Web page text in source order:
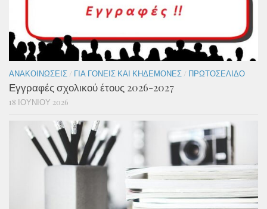
ΑΝΑΚΟΙΝΏΣΕΙΣ / ΓΙΑ ΓΟΝΕΊΣ ΚΑΙ ΚΗΔΕΜΌΝΕΣ / ΠΡΩΤΟΣΈΛΙΔΟ
Εγγραφές σχολικού έτους 2026-2027
18 ΙΟΥΝΊΟΥ 2026